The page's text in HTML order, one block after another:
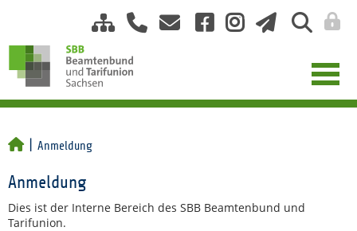
Anmeldung
Anmeldung
Dies ist der Interne Bereich des SBB Beamtenbund und
Tarifunion.